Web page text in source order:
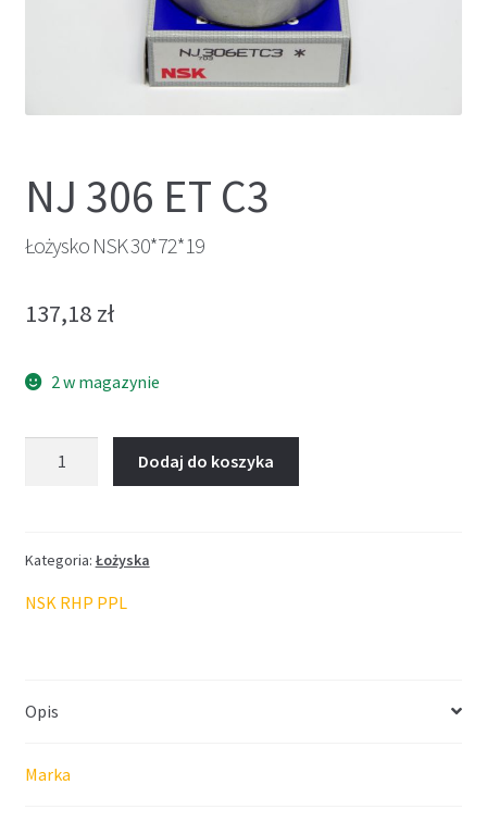
NJ 306 ET C3
Łożysko NSK 30*72*19
137,18 zł
2 w magazynie
Dodaj do koszyka
Kategoria: Łożyska
NSK RHP PPL
Opis
Marka